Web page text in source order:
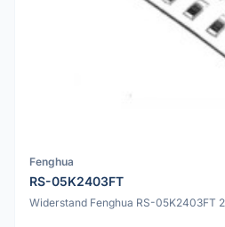
Fenghua
RS-05K2403FT
Widerstand Fenghua RS-05K2403FT